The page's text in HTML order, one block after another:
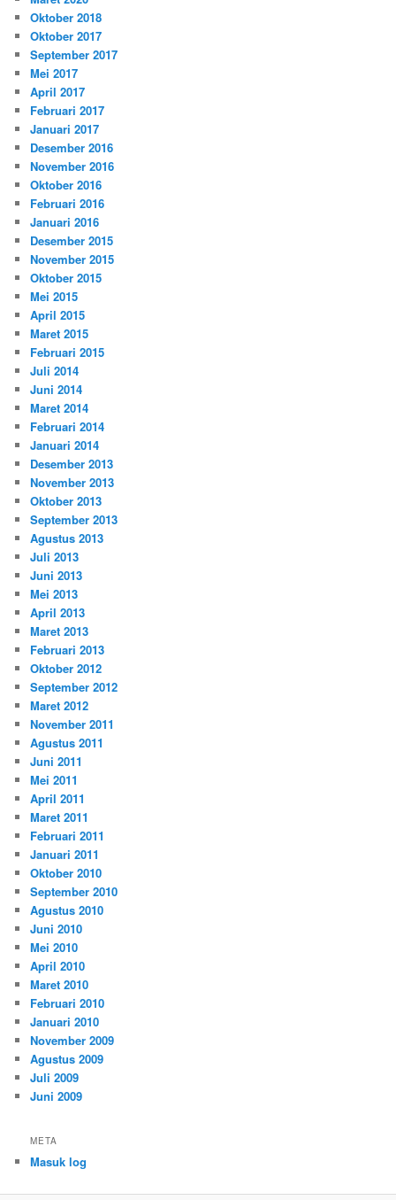
Oktober 2018
Oktober 2017
September 2017
Mei 2017
April 2017
Februari 2017
Januari 2017
Desember 2016
November 2016
Oktober 2016
Februari 2016
Januari 2016
Desember 2015
November 2015
Oktober 2015
Mei 2015
April 2015
Maret 2015
Februari 2015
Juli 2014
Juni 2014
Maret 2014
Februari 2014
Januari 2014
Desember 2013
November 2013
Oktober 2013
September 2013
Agustus 2013
Juli 2013
Juni 2013
Mei 2013
April 2013
Maret 2013
Februari 2013
Oktober 2012
September 2012
Maret 2012
November 2011
Agustus 2011
Juni 2011
Mei 2011
April 2011
Maret 2011
Februari 2011
Januari 2011
Oktober 2010
September 2010
Agustus 2010
Juni 2010
Mei 2010
April 2010
Maret 2010
Februari 2010
Januari 2010
November 2009
Agustus 2009
Juli 2009
Juni 2009
META
Masuk log